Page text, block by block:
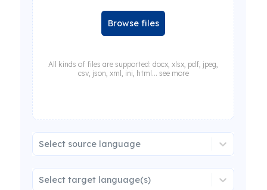
Browse files
All kinds of files are supported: docx, xlsx, pdf, jpeg,
csv, json, xml, ini, html... see more
Select source language
Select target language(s)